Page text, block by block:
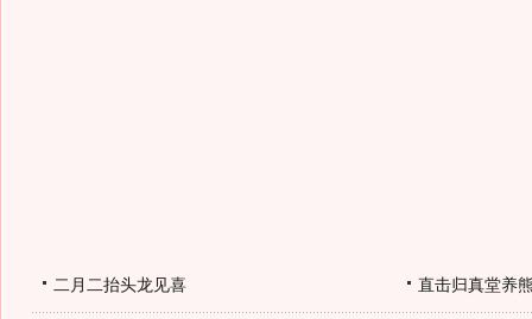
二月二抬头龙见喜 直击归真堂养